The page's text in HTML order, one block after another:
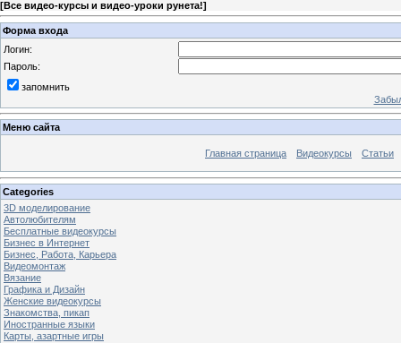
[Все видео-курсы и видео-уроки рунета!]
Форма входа
Логин:
Пароль:
запомнить
Меню сайта
Главная страница Видеокурсы Статьи
Categories
3D моделирование
Автолюбителям
Бесплатные видеокурсы
Бизнес в Интернет
Бизнес, Работа, Карьера
Видеомонтаж
Вязание
Графика и Дизайн
Женские видеокурсы
Знакомства, пикап
Иностранные языки
Карты, азартные игры